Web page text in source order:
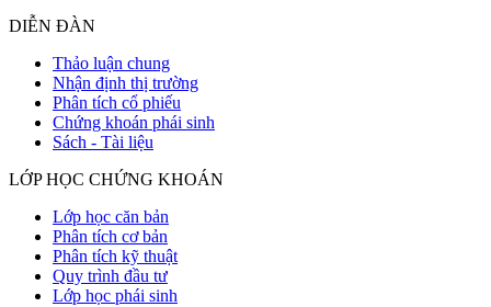
DIỄN ĐÀN
Thảo luận chung
Nhận định thị trường
Phân tích cổ phiếu
Chứng khoán phái sinh
Sách - Tài liệu
LỚP HỌC CHỨNG KHOÁN
Lớp học căn bản
Phân tích cơ bản
Phân tích kỹ thuật
Quy trình đầu tư
Lớp học phái sinh